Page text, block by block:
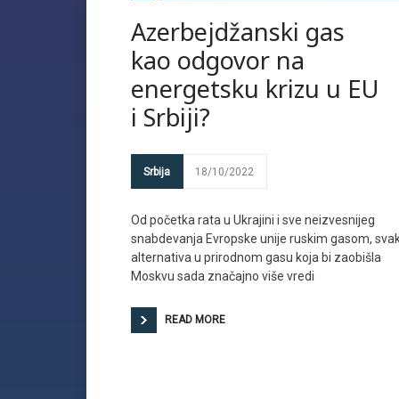
Azerbejdžanski gas
kao odgovor na
energetsku krizu u EU
i Srbiji?
Srbija 18/10/2022
Od početka rata u Ukrajini i sve neizvesnijeg
snabdevanja Evropske unije ruskim gasom,
alternativa u prirodnom gasu koja bi zaobišla
Moskvu sada značajno više vredi
READ MORE